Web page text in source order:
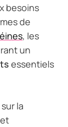
besoins
de
, les
un
essentiels
la